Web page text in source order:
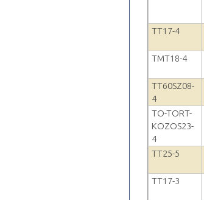
TT17-4
TMT18-4
TT60SZ08-
4
TO-TORT-
KOZOS23-
4
TT25-5
TT17-3